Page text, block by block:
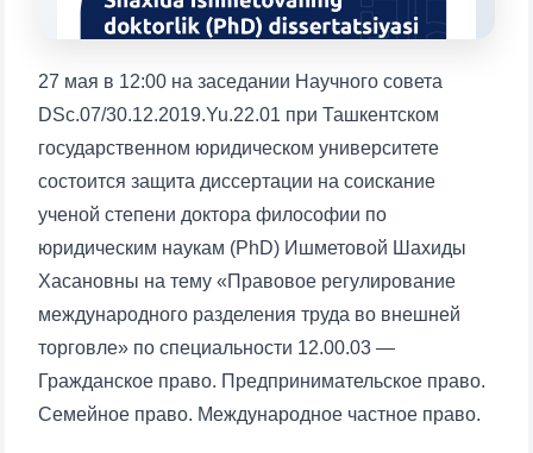
Ваше имя и фамилия
27 мая в 12:00 на заседании Научного совета
DSc.07/30.12.2019.Yu.22.01 при Ташкентском
государственном юридическом университете
состоится защита диссертации на соискание
ученой степени доктора философии по
юридическим наукам (PhD) Ишметовой Шахиды
Хасановны на тему «Правовое регулирование
международного разделения труда во внешней
торговле» по специальности 12.00.03 —
Гражданское право. Предпринимательское право.
Семейное право. Международное частное право.
1. Документы (бакалавр) (5)
4. Собеседование (магистр) (5)
6. Онлайн-заявки (15) 7. Колл-центр (4)
8. Квота (бакалавриат) (1) 9. Квота (магистратура) (1)
✉️ Написать администратору